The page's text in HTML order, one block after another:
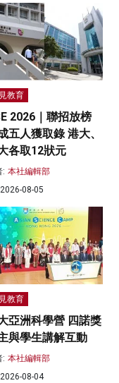
教育
2026｜聯招放榜
五人獲取錄 港大、
各取12狀元
: 本社編輯部
2026-08-05
教育
亞洲科學營 四諾獎
與學生講解互動
: 本社編輯部
2026-08-04